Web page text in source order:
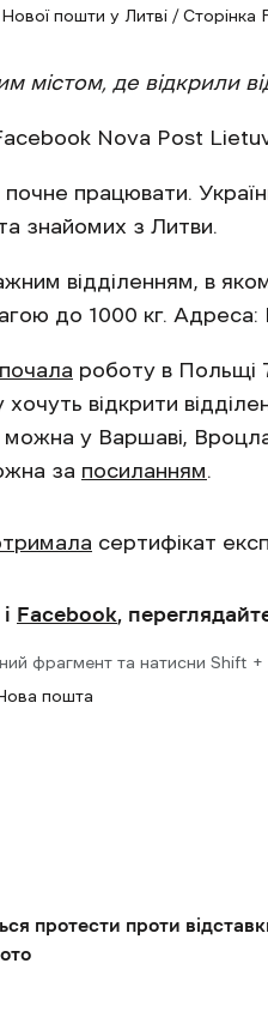
пошти у Литві /
містом, де відкрили
Nova Post
працювати.
знайомих з Литви.
відділенням, в
до 1000 кг.
роботу в Польщі
відкрити
у Варшаві,
за посиланням.
сертифікат
і Facebook,
фрагмент та натисни Shift +
пошта
протести проти